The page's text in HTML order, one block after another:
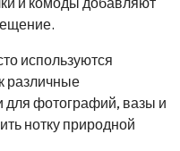
используются
различные
для фотографий, вазы и
нотку природной